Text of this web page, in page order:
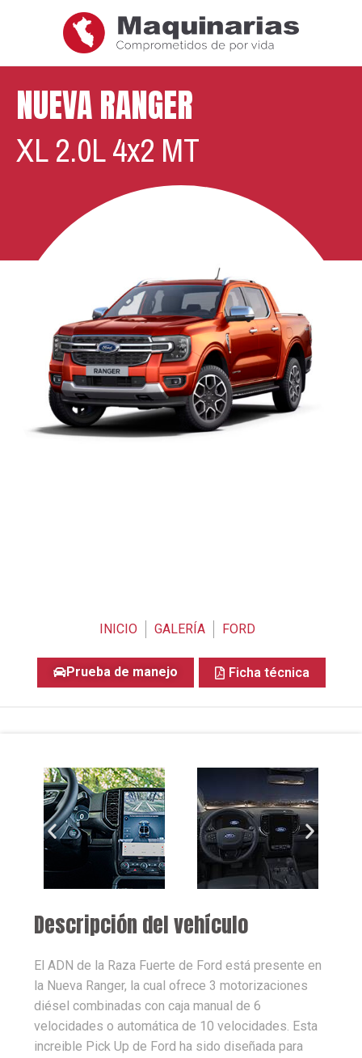
NUEVA RANGER
XL 2.0L 4x2 MT
INICIO GALERÍA FORD
Prueba de manejo Ficha técnica
Descripción del vehículo
El ADN de la Raza Fuerte de Ford está presente en
la Nueva Ranger, la cual ofrece 3 motorizaciones
diésel combinadas con caja manual de 6
velocidades o automática de 10 velocidades. Esta
increible Pick Up de Ford ha sido diseñada para